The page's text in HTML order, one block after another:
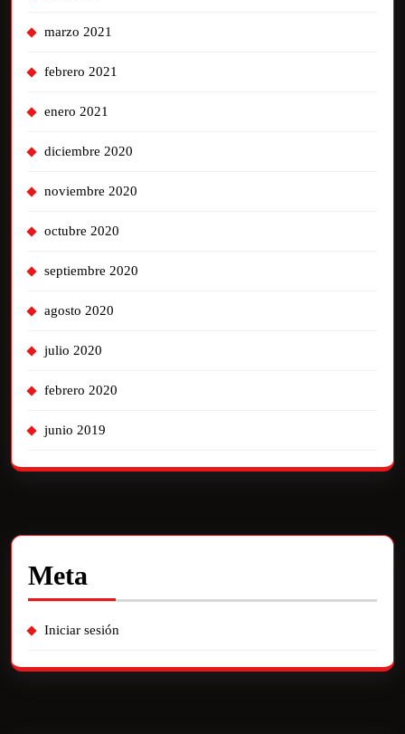
marzo 2021
febrero 2021
enero 2021
diciembre 2020
noviembre 2020
octubre 2020
septiembre 2020
agosto 2020
julio 2020
febrero 2020
junio 2019
Meta
Iniciar sesión